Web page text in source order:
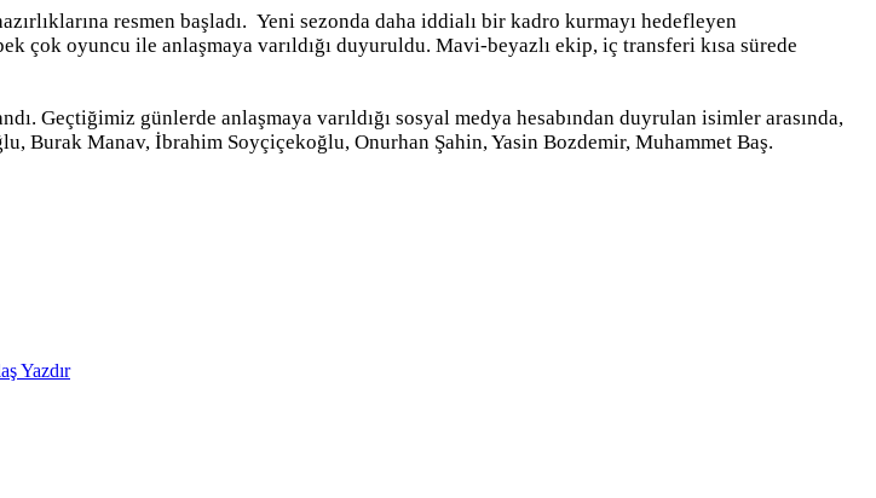
resmen başladı. Yeni sezonda daha iddialı bir kadro kurmayı hedefleyen
çok oyuncu ile anlaşmaya varıldığı duyuruldu. Mavi-beyazlı ekip, iç transferi kısa sürede
Geçtiğimiz günlerde anlaşmaya varıldığı sosyal medya hesabından duyrulan isimler arasında,
Burak Manav, İbrahim Soyçiçekoğlu, Onurhan Şahin, Yasin Bozdemir, Muhammet Baş.
Yazdır